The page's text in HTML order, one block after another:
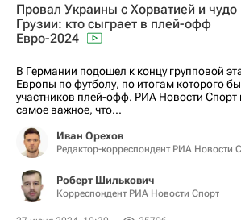
Материалы РИА Спорт
Чемпионат Европы по футболу
Швейцария
Дания Германия
Грузия
Англия Словакия
Португалия
Австрия
Нидерланды
Франция
Провал Украины с Хорватией и чудо
Грузии: кто сыграет в плей-офф
Евро-2024
В Германии подошел к концу групповой
Европы по футболу, по итогам которого
участников плей-офф. РИА Новости Спорт
самое важное, что...
Иван Орехов
Редактор-корреспондент РИА Новости
Роберт Шилькович
Корреспондент РИА Новости Спорт